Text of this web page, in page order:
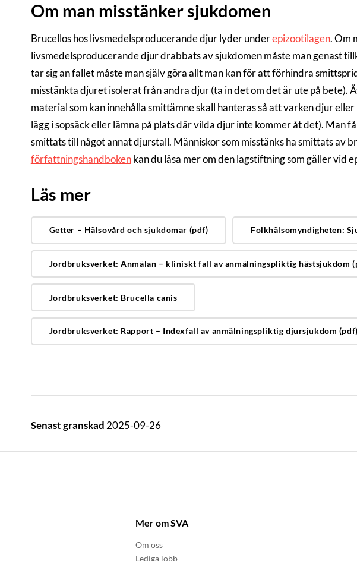
Om man misstänker sjukdomen
Brucellos hos livsmedelsproducerande djur lyder underepizootilagen. Om
livsmedelsproducerande djur drabbats av sjukdomen måste man genast
tar sig an fallet måste man själv göra allt man kan för att förhindra
misstänkta djuret isolerat från andra djur (ta in det om det är ute på bete).
material som kan innehålla smittämne skall hanteras så att varken djur
lägg i sopsäck eller lämna på plats där vilda djur inte kommer åt det). Man
smittats till något annat djurstall. Människor som misstänks ha smittats av
författningshandbokenkan du läsa mer om den lagstiftning som gäller vid
Läs mer
Getter – Hälsovård och sjukdomar (pdf) Folkhälsomyndigheten:
Jordbruksverket: Anmälan – kliniskt fall av anmälningspliktig hästsjukdom
Jordbruksverket: Brucella canis
Jordbruksverket: Rapport – Indexfall av anmälningspliktig djursjukdom (pdf)
Senast granskad 2025-09-26
Mer om SVA
Om oss
Lediga jobb